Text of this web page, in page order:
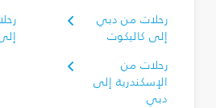
رحلات من دبي
إلى كاليكوت
رحلات من
الإسكندرية إلى
دبي